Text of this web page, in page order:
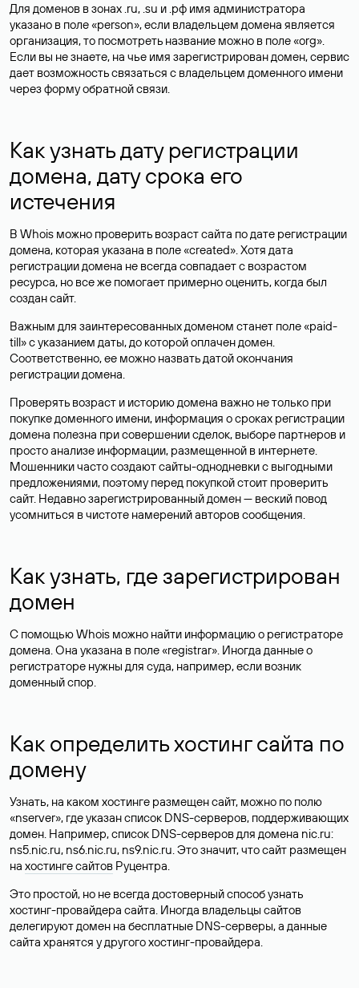
Для доменов в зонах .ru, .su и .рф имя администратора
указано в поле «person», если владельцем домена является
организация, то посмотреть название можно в поле «org».
Если вы не знаете, на чье имя зарегистрирован домен, сервис
дает возможность связаться с владельцем доменного имени
через форму обратной связи.
Как узнать дату регистрации
домена, дату срока его
истечения
В Whois можно проверить возраст сайта по дате регистрации
домена, которая указана в поле «created». Хотя дата
регистрации домена не всегда совпадает с возрастом
ресурса, но все же помогает примерно оценить, когда был
создан сайт.
Важным для заинтересованных доменом станет поле «paid-
till» с указанием даты, до которой оплачен домен.
Соответственно, ее можно назвать датой окончания
регистрации домена.
Проверять возраст и историю домена важно не только при
покупке доменного имени, информация о сроках регистрации
домена полезна при совершении сделок, выборе партнеров и
просто анализе информации, размещенной в интернете.
Мошенники часто создают сайты-однодневки с выгодными
предложениями, поэтому перед покупкой стоит проверить
сайт. Недавно зарегистрированный домен — веский повод
усомниться в чистоте намерений авторов сообщения.
Как узнать, где зарегистрирован
домен
С помощью Whois можно найти информацию о регистраторе
домена. Она указана в поле «registrar». Иногда данные о
регистраторе нужны для суда, например, если возник
доменный спор.
Как определить хостинг сайта по
домену
Узнать, на каком хостинге размещен сайт, можно по полю
«nserver», где указан список DNS-серверов, поддерживающих
домен. Например, список DNS-серверов для домена nic.ru:
ns5.nic.ru, ns6.nic.ru, ns9.nic.ru. Это значит, что сайт размещен
на хостинге сайтов Руцентра.
Это простой, но не всегда достоверный способ узнать
хостинг-провайдера сайта. Иногда владельцы сайтов
делегируют домен на бесплатные DNS-серверы, а данные
сайта хранятся у другого хостинг-провайдера.